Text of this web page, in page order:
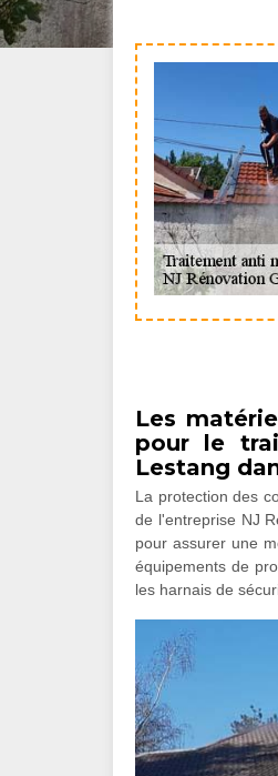
Les
pour le
Lestang
La protection des
de l'entreprise NJ
pour assurer une
équipements de
les harnais de